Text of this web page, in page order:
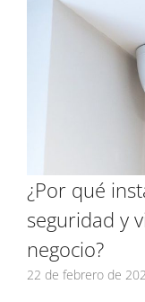
¿Por qué
seguridad y
negocio?
22 de febrero de